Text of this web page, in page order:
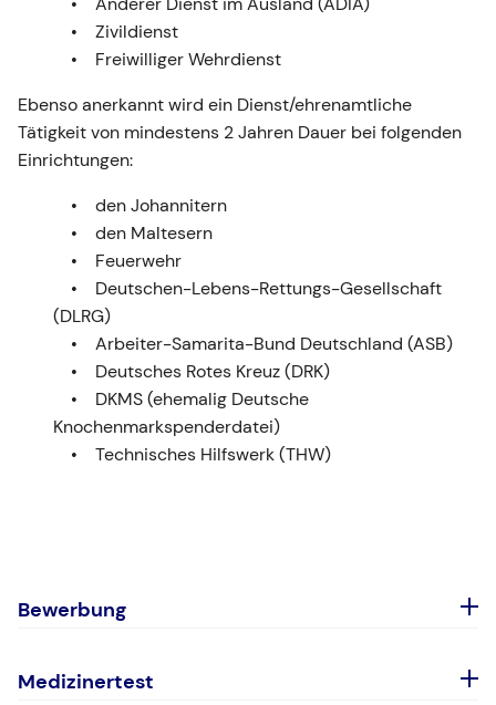
Zivildienst
Freiwilliger Wehrdienst
Ebenso anerkannt wird ein Dienst/ehrenamtliche
Tätigkeit von mindestens 2 Jahren Dauer bei folgenden
Einrichtungen:
den Johannitern
den Maltesern
Feuerwehr
Deutschen-Lebens-Rettungs-Gesellschaft
(DLRG)
Arbeiter-Samarita-Bund Deutschland (ASB)
Deutsches Rotes Kreuz (DRK)
DKMS (ehemalig Deutsche
Knochenmarkspenderdatei)
Technisches Hilfswerk (THW)
Bewerbung
Medizinertest